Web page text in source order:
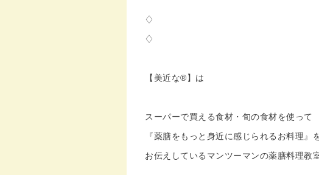
♢
♢
【美近な®︎】は
スーパーで買える食材・旬の食材を使って
『薬膳をもっと身近に感じられるお料理』
お伝えしているマンツーマンの薬膳料理教